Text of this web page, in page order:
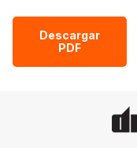
Descargar
PDF